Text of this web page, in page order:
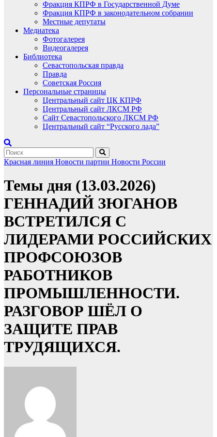
Фракция КПРФ в Государственной Думе
Фракция КПРФ в законодательном собрании
Местные депутаты
Медиатека
Фотогалерея
Видеогалерея
Библиотека
Севастопольская правда
Правда
Советская Россия
Персональные страницы
Центральный сайт ЦК КПРФ
Центральный сайт ЛКСМ РФ
Сайт Севастопольского ЛКСМ РФ
Центральный сайт “Русского лада”
Красная линия Новости партии Новости России
Темы дня (13.03.2026)
ГЕННАДИЙ ЗЮГАНОВ
ВСТРЕТИЛСЯ С
ЛИДЕРАМИ РОССИЙСКИХ
ПРОФСОЮЗОВ
РАБОТНИКОВ
ПРОМЫШЛЕННОСТИ.
РАЗГОВОР ШЁЛ О
ЗАЩИТЕ ПРАВ
ТРУДЯЩИХСЯ.